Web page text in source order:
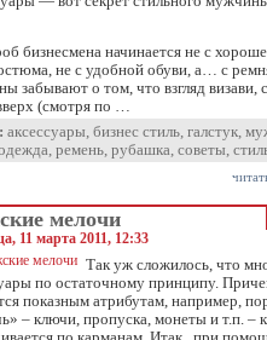
бизнесмена начинается не с
не с удобной обуви, а… с
забывают о том, что взгляд визави,
(смотря по …
аксессуары, бизнес стиль, галстук,
, ремень, рубашка, советы,
мелочи
11 марта 2011, 12:33
Так уж сложилось, что
по остаточному принципу.
показным атрибутам, например,
– ключи, пропуска, монеты и т.п. –